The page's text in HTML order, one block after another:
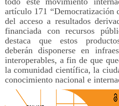
artículo 171 “Democratización
del acceso a resultados
financiada con recursos
destaca que estos
deberán disponerse en
interoperables, a fin de que
la comunidad científica, la
conocimiento nacional e